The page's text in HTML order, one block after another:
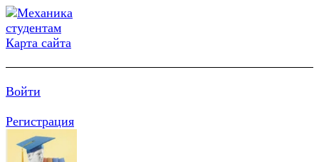
Карта сайта
Войти
Регистрация